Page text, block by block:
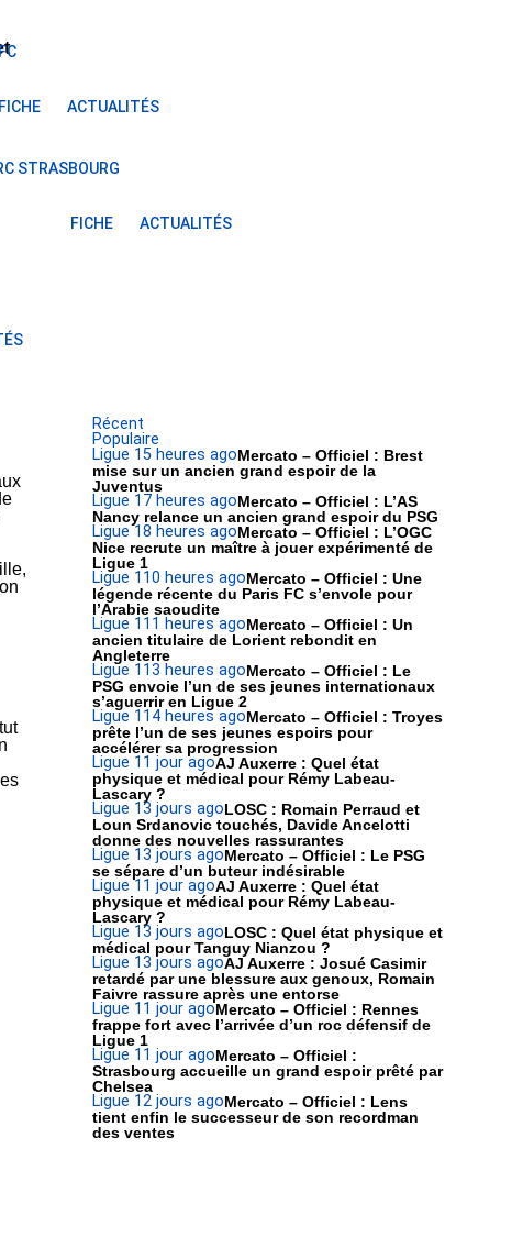
FICHE ACTUALITÉS
STRASBOURG
FICHE ACTUALITÉS
Récent
Populaire
Ligue 15 heures agoMercato – Officiel : Brest
mise sur un ancien grand espoir de la
Juventus
Ligue 1 7 heures agoMercato – Officiel : L’AS
Nancy relance un ancien grand espoir du PSG
Ligue 18 heures agoMercato – Officiel : L’OGC
Nice recrute un maître à jouer expérimenté de
Ligue 1
Ligue 1 10 heures agoMercato – Officiel : Une
légende récente du Paris FC s’envole pour
l’Arabie saoudite
Ligue 1 11 heures agoMercato – Officiel : Un
ancien titulaire de Lorient rebondit en
Angleterre
Ligue 1 13 heures agoMercato – Officiel : Le
PSG envoie l’un de ses jeunes internationaux
s’aguerrir en Ligue 2
Ligue 1 14 heures agoMercato – Officiel : Troyes
prête l’un de ses jeunes espoirs pour
accélérer sa progression
Ligue 1 1 jour agoAJ Auxerre : Quel état
physique et médical pour Rémy Labeau-
Lascary ?
Ligue 13 jours agoLOSC : Romain Perraud et
Loun Srdanovic touchés, Davide Ancelotti
donne des nouvelles rassurantes
Ligue 13 jours agoMercato – Officiel : Le PSG
se sépare d’un buteur indésirable
Ligue 1 1 jour agoAJ Auxerre : Quel état
physique et médical pour Rémy Labeau-
Lascary ?
Ligue 13 jours agoLOSC : Quel état physique et
médical pour Tanguy Nianzou ?
Ligue 13 jours agoAJ Auxerre : Josué Casimir
retardé par une blessure aux genoux, Romain
Faivre rassure après une entorse
Ligue 1 1 jour agoMercato – Officiel : Rennes
frappe fort avec l’arrivée d’un roc défensif de
Ligue 1
Ligue 1 1 jour agoMercato – Officiel :
Strasbourg accueille un grand espoir prêté par
Chelsea
Ligue 12 jours agoMercato – Officiel : Lens
tient enfin le successeur de son recordman
des ventes